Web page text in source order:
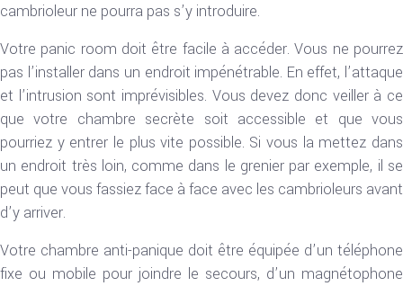
cambrioleur ne pourra pas s’y introduire.
Votre panic room doit être facile à accéder. Vous ne pourrez
pas l’installer dans un endroit impénétrable. En effet, l’attaque
et l’intrusion sont imprévisibles. Vous devez donc veiller à ce
que votre chambre secrète soit accessible et que vous
pourriez y entrer le plus vite possible. Si vous la mettez dans
un endroit très loin, comme dans le grenier par exemple, il se
peut que vous fassiez face à face avec les cambrioleurs avant
d’y arriver.
Votre chambre anti-panique doit être équipée d’un téléphone
fixe ou mobile pour joindre le secours, d’un magnétophone